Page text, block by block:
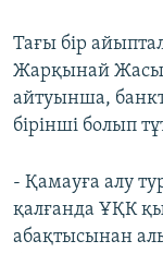
Тағы бір
Жарқынай
айтуынша,
бірінші болып
- Қамауға алу
қалғанда ҰҚК
абақтысынан